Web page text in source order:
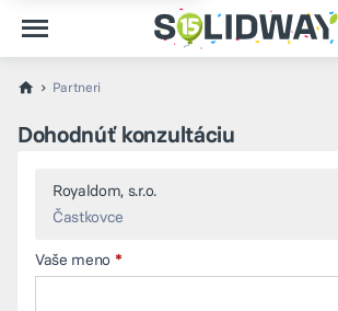
Partneri
Dohodnúť konzultáciu
Royaldom, s.r.o.
Častkovce
Vaše meno